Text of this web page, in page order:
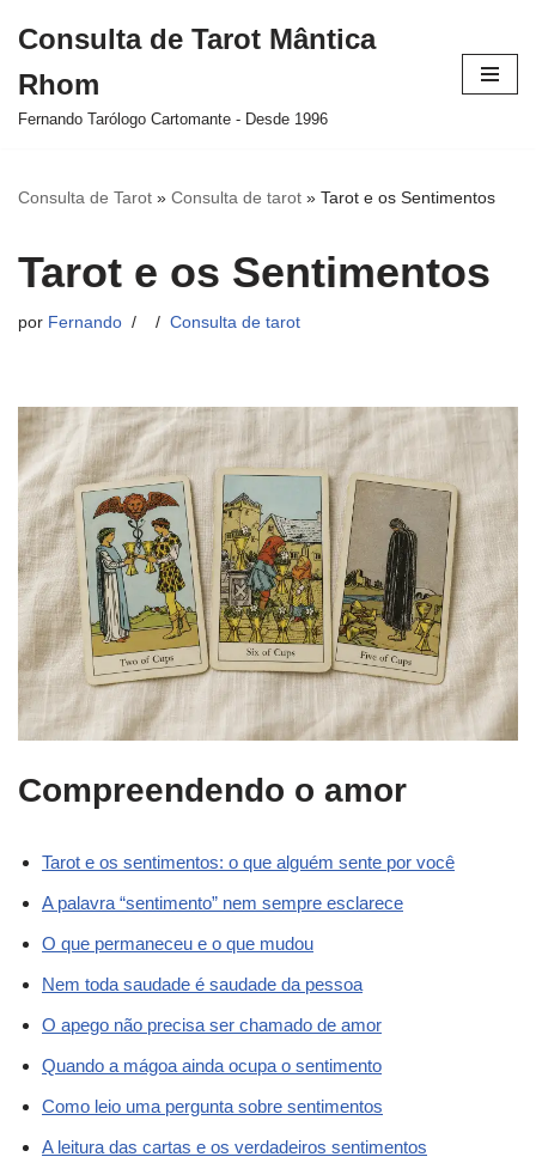
para
o
Consulta de Tarot Mântica
Rhom
Fernando Tarólogo Cartomante - Desde 1996
Consulta de Tarot » Consulta de tarot » Tarot e os Sentimentos
Tarot e os Sentimentos
por Fernando Consulta de tarot
Compreendendo o amor
Tarot e os sentimentos: o que alguém sente por você
A palavra “sentimento” nem sempre esclarece
O que permaneceu e o que mudou
Nem toda saudade é saudade da pessoa
O apego não precisa ser chamado de amor
Quando a mágoa ainda ocupa o sentimento
Como leio uma pergunta sobre sentimentos
A leitura das cartas e os verdadeiros sentimentos